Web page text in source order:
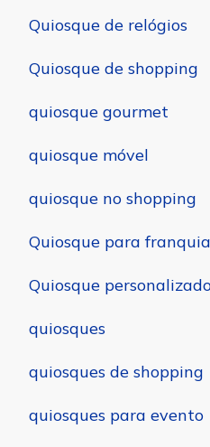
Quiosque de relógios
Quiosque de shopping
quiosque gourmet
quiosque móvel
quiosque no shopping
Quiosque para
Quiosque
quiosques
quiosques de shopping
quiosques para evento